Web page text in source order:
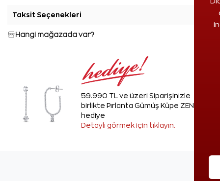
Taksit Seçenekleri
Hangi mağazada var?
59.990 TL ve üzeri Siparişinizle
birlikte Pırlanta Gümüş Küpe ZEN'den
hediye
Detaylı görmek için tıklayın.